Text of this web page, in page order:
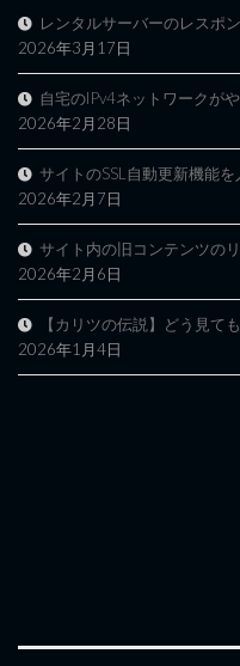
レンタルサーバーのレスポ
2026年3月17日
自宅のIPv4ネットワークが
2026年2月28日
サイトのSSL自動更新機能
2026年2月7日
サイト内の旧コンテンツの
2026年2月6日
【カリツの伝説】どう見て
2026年1月4日